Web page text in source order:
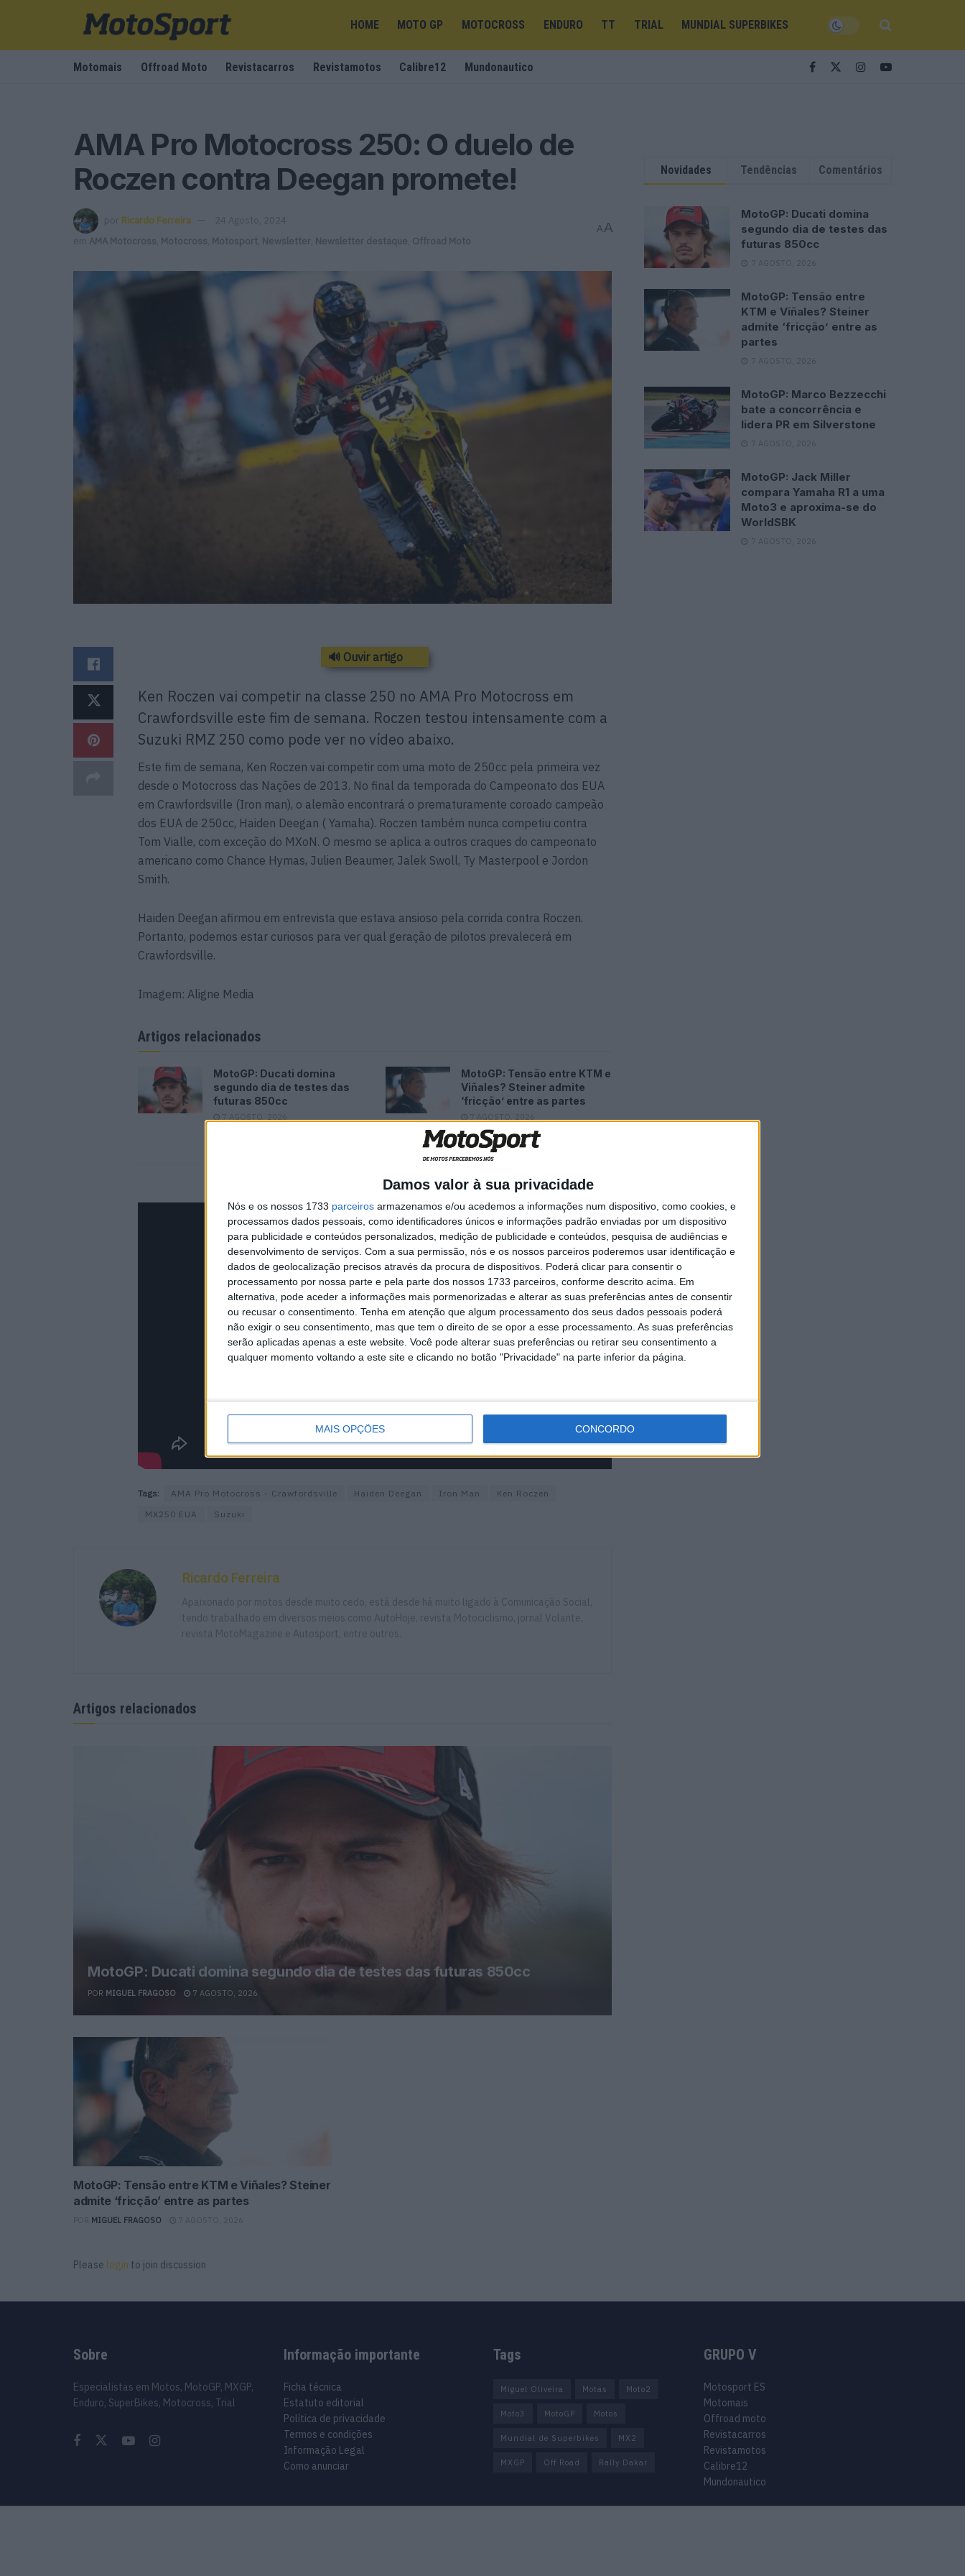
Damos valor à sua privacidade
Nós e os nossos 1733 parceiros armazenamos e/ou acedemos a informações num dispositivo, como cookies, e
processamos dados pessoais, como identificadores únicos e informações padrão enviadas por um dispositivo
para publicidade e conteúdos personalizados, medição de publicidade e conteúdos, pesquisa de audiências e
desenvolvimento de serviços. Com a sua permissão, nós e os nossos parceiros poderemos usar identificação e
dados de geolocalização precisos através da procura de dispositivos. Poderá clicar para consentir o
processamento por nossa parte e pela parte dos nossos 1733 parceiros, conforme descrito acima. Em
alternativa, pode aceder a informações mais pormenorizadas e alterar as suas preferências antes de consentir
ou recusar o consentimento. Tenha em atenção que algum processamento dos seus dados pessoais poderá
não exigir o seu consentimento, mas que tem o direito de se opor a esse processamento. As suas preferências
serão aplicadas apenas a este website. Você pode alterar suas preferências ou retirar seu consentimento a
qualquer momento voltando a este site e clicando no botão "Privacidade" na parte inferior da página.
MAIS OPÇÕES CONCORDO
HOME MOTO GP MOTOCROSS ENDURO TT TRIAL MUNDIAL SUPERBIKES
Motomais Offroad Moto Revistacarros Revistamotos Calibre12 Mundonautico
AMA Pro Motocross 250: O duelo de
Roczen contra Deegan promete!
por Ricardo Ferreira
24 Agosto, 2024
em
AMA Motocross Motocross Motosport Newsletter Newsletter destaque Offroad Moto
AA
🔊 Ouvir artigo
Ken Roczen vai competir na classe 250 no AMA Pro Motocross em
Crawfordsville este fim de semana. Roczen testou intensamente com a
Suzuki RMZ 250 como pode ver no vídeo abaixo.
Este fim de semana, Ken Roczen vai competir com uma moto de 250cc pela primeira vez
desde o Motocross das Nações de 2013. No final da temporada do Campeonato dos EUA
em Crawfordsville (Iron man), o alemão encontrará o prematuramente coroado campeão
dos EUA de 250cc, Haiden Deegan ( Yamaha). Roczen também nunca competiu contra
Tom Vialle, com exceção do MXoN. O mesmo se aplica a outros craques do campeonato
americano como Chance Hymas, Julien Beaumer, Jalek Swoll, Ty Masterpool e Jordon
Smith.
Haiden Deegan afirmou em entrevista que estava ansioso pela corrida contra Roczen.
Portanto, podemos estar curiosos para ver qual geração de pilotos prevalecerá em
Crawfordsville.
Imagem: Aligne Media
Artigos relacionados
MotoGP: Ducati domina
segundo dia de testes das
futuras 850cc
7 AGOSTO, 2026
MotoGP: Tensão entre KTM e
Viñales? Steiner admite
‘fricção’ entre as partes
7 AGOSTO, 2026
Tags: AMA Pro Motocross - Crawfordsville Haiden Deegan Iron Man
Ken Roczen
MX250 EUA
Suzuki
Ricardo Ferreira
Apaixonado por motos desde muito cedo, está desde há muito ligado à Comunicação Social,
tendo trabalhado em diversos meios como AutoHoje, revista Motociclismo, jornal Volante,
revista MotoMagazine e Autosport, entre outros.
Artigos relacionados
MotoGP: Ducati domina segundo dia de testes das futuras 850cc
POR MIGUEL FRAGOSO 7 AGOSTO, 2026
MotoGP: Tensão entre KTM e Viñales? Steiner
admite ‘fricção’ entre as partes
MIGUEL FRAGOSO 7 AGOSTO, 2026
Please login to join discussion
Novidades Tendências Comentários
MotoGP: Ducati domina
segundo dia de testes das
futuras 850cc
7 AGOSTO, 2026
MotoGP: Tensão entre
KTM e Viñales? Steiner
admite ‘fricção’ entre as
partes
7 AGOSTO, 2026
MotoGP: Marco Bezzecchi
bate a concorrência e
lidera PR em Silverstone
7 AGOSTO, 2026
MotoGP: Jack Miller
compara Yamaha R1 a uma
Moto3 e aproxima-se do
WorldSBK
7 AGOSTO, 2026
Sobre
Especialistas em Motos, MotoGP, MXGP,
Enduro, SuperBikes, Motocross, Trial
Informação importante
Ficha técnica
Estatuto editorial
Política de privacidade
Termos e condições
Informação Legal
Como anunciar
Tags
Miguel Oliveira Motas Moto2
Moto3 MotoGP Motos
Mundial de Superbikes MX2
MXGP Off Road Rally Dakar
GRUPO V
Motosport ES
Motomais
Offroad moto
Revistacarros
Revistamotos
Calibre12
Mundonautico